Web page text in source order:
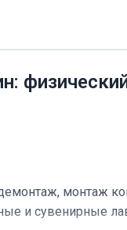
монтаж
и сувенирные